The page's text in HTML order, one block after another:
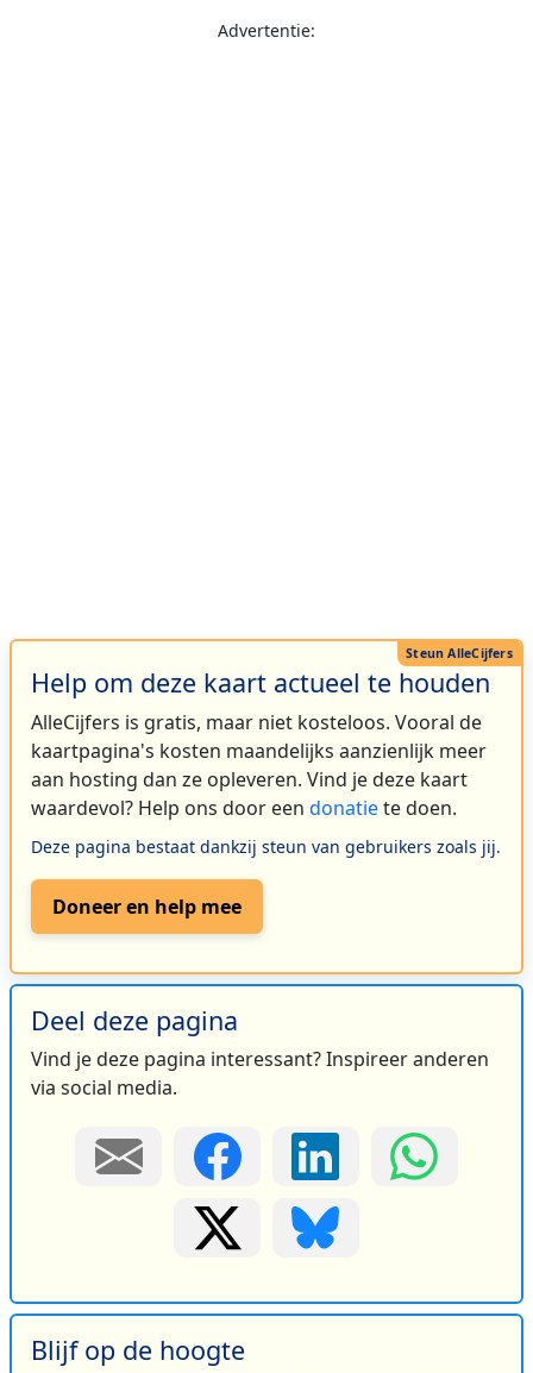
Advertentie:
Help om deze kaart actueel te houden
AlleCijfers is gratis, maar niet kosteloos. Vooral de
kaartpagina's kosten maandelijks aanzienlijk meer
aan hosting dan ze opleveren. Vind je deze kaart
waardevol? Help ons door een donatiete doen.
Deze pagina bestaat dankzij steun van gebruikers zoals jij.
Doneer en help mee
Deel deze pagina
Vind je deze pagina interessant? Inspireer anderen
via social media.
Blijf op de hoogte